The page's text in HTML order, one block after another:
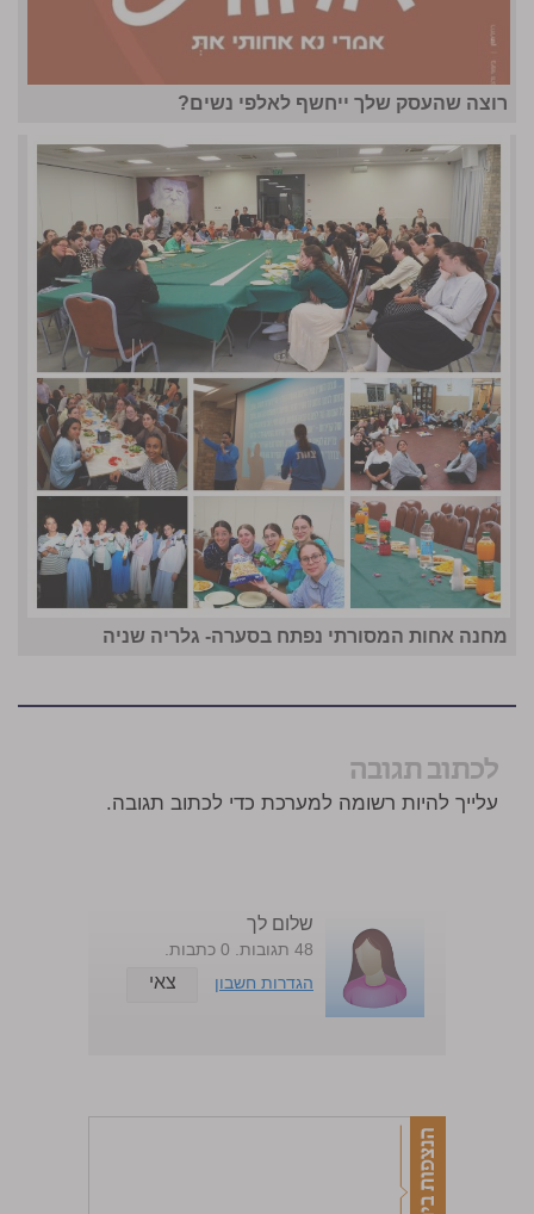
רוצה שהעסק שלך ייחשף לאלפי נשים?
מחנה אחות המסורתי נפתח בסערה- גלריה שניה
לכתוב תגובה
עלייך להיות רשומה למערכת כדי לכתוב תגובה.
שלום לך
48 תגובות. 0 כתבות.
הגדרות חשבון
צאי